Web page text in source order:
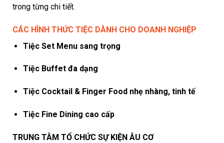
trong từng chi tiết.
CÁC HÌNH THỨC TIỆC DÀNH CHO DOANH NGHIỆP
Tiệc Set Menu sang trọng
Tiệc Buffet đa dạng
Tiệc Cocktail & Finger Food nhẹ nhàng, tinh tế
Tiệc Fine Dining cao cấp
TRUNG TÂM TỔ CHỨC SỰ KIỆN ÂU CƠ